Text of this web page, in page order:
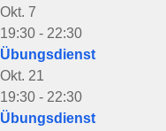
Okt. 7
19:30 - 22:30
Übungsdienst
Okt. 21
19:30 - 22:30
Übungsdienst